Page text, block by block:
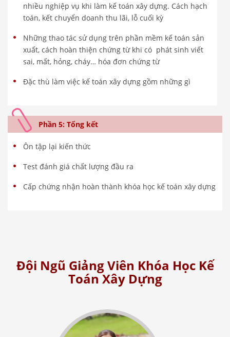
nhiều nghiệp vụ khi làm kế toán xây dựng. Cách hạch
toán, kết chuyển doanh thu lãi, lỗ cuối kỳ
Những thao tác sử dụng trên phần mềm kế toán sản
xuất, cách hoàn thiện chứng từ khi có phát sinh viết
sai, mất, hỏng, cháy… hóa đơn chứng từ
Đặc thù làm việc kế toán xây dựng gồm những gì
Phần 5: Tổng kết
Ôn tập lại kiến thức
Test đánh giá chất lượng đầu ra
Cấp chứng nhận hoàn thành khóa học kế toán xây dựng
Đội Ngũ Giảng Viên Khóa Học Kế
Toán Xây Dựng